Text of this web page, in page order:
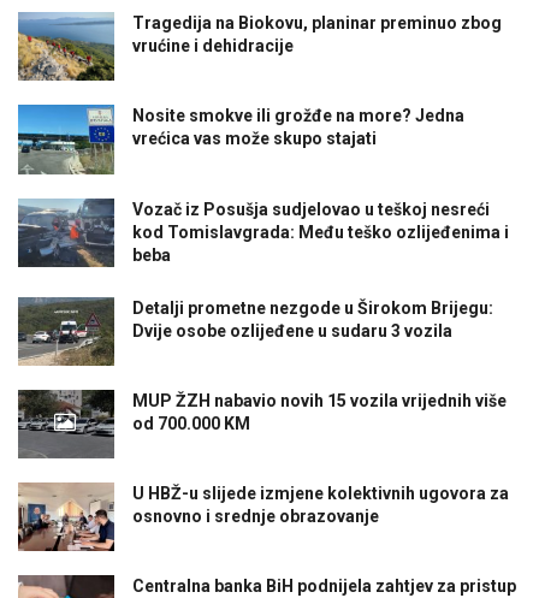
Tragedija na Biokovu, planinar preminuo zbog
vrućine i dehidracije
Nosite smokve ili grožđe na more? Jedna
vrećica vas može skupo stajati
Vozač iz Posušja sudjelovao u teškoj nesreći
kod Tomislavgrada: Među teško ozlijeđenima i
beba
Detalji prometne nezgode u Širokom Brijegu:
Dvije osobe ozlijeđene u sudaru 3 vozila
MUP ŽZH nabavio novih 15 vozila vrijednih više
od 700.000 KM
U HBŽ-u slijede izmjene kolektivnih ugovora za
osnovno i srednje obrazovanje
Centralna banka BiH podnijela zahtjev za pristup